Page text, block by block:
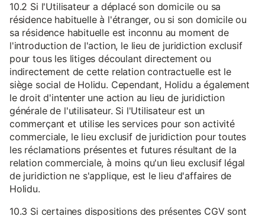
10.2 Si l'Utilisateur a déplacé son domicile ou sa
résidence habituelle à l'étranger, ou si son domicile ou
sa résidence habituelle est inconnu au moment de
l'introduction de l'action, le lieu de juridiction exclusif
pour tous les litiges découlant directement ou
indirectement de cette relation contractuelle est le
siège social de Holidu. Cependant, Holidu a également
le droit d'intenter une action au lieu de juridiction
générale de l'utilisateur. Si l'Utilisateur est un
commerçant et utilise les services pour son activité
commerciale, le lieu exclusif de juridiction pour toutes
les réclamations présentes et futures résultant de la
relation commerciale, à moins qu'un lieu exclusif légal
de juridiction ne s'applique, est le lieu d'affaires de
Holidu.
10.3 Si certaines dispositions des présentes CGV sont